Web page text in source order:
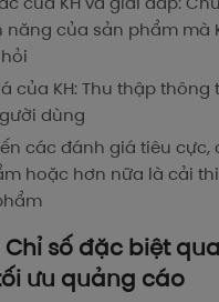
năng của sản phẩm mà
của KH: Thu thập thông
dùng
các đánh giá tiêu cực,
hoặc hơn nữa là cải
Chỉ số đặc biệt
ưu quảng cáo